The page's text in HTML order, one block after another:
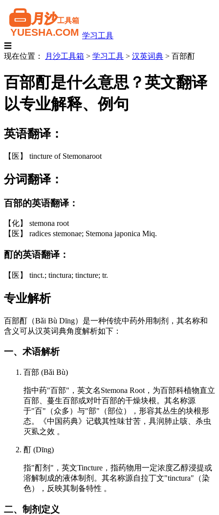
学习工具
☰
现在位置：
月沙工具箱 > 学习工具 > 汉英词典 > 百部酊
百部酊是什么意思？英文翻译
以专业解释、例句
英语翻译：
【医】 tincture of Stemonaroot
分词翻译：
百部的英语翻译：
【化】 stemona root
【医】 radices stemonae; Stemona japonica Miq.
酊的英语翻译：
【医】 tinct.; tinctura; tincture; tr.
专业解析
百部酊（Bǎi Bù Dīng）是一种传统中药外用制剂，其名称和
含义可从汉英词典角度解析如下：
一、术语解析
百部 (Bǎi Bù)
指中药"百部"，英文名Stemona Root，为百部科植物直立
百部、蔓生百部或对叶百部的干燥块根。其名称源
于"百"（众多）与"部"（部位），形容其丛生的块根形
态。《中国药典》记载其性味甘苦，具润肺止咳、杀虫
灭虱之效 。
酊 (Dīng)
指"酊剂"，英文Tincture，指药物用一定浓度乙醇浸提或
溶解制成的液体制剂。其名称源自拉丁文"tinctura"（染
色），反映其制备特性 。
二、制剂定义